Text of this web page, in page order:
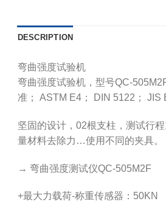
DESCRIPTION
弯曲强度试验机
弯曲强度试验机，型号QC-
准； ASTM E4； DIN 5122；
坚固的设计，02根支柱，测试行
量材料去除力…使用不同的夹具。
→ 弯曲强度测试仪QC-505M2F
+最大力载荷-称重传感器：50KN